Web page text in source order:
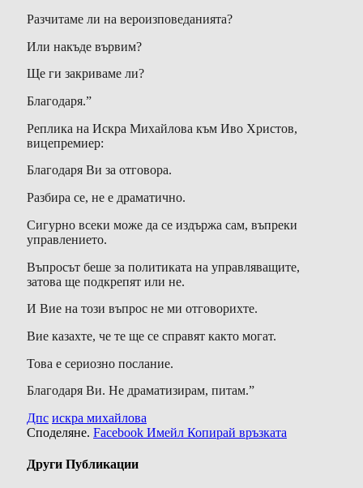
Разчитаме ли на вероизповеданията?
Или накъде вървим?
Ще ги закриваме ли?
Благодаря.”
Реплика на Искра Михайлова към Иво Христов,
вицепремиер:
Благодаря Ви за отговора.
Разбира се, не е драматично.
Сигурно всеки може да се издържа сам, въпреки
управлението.
Въпросът беше за политиката на управляващите,
затова ще подкрепят или не.
И Вие на този въпрос не ми отговорихте.
Вие казахте, че те ще се справят както могат.
Това е сериозно послание.
Благодаря Ви. Не драматизирам, питам.”
Дпс искра михайлова
Споделяне. Facebook Имейл Копирай връзката
Други Публикации